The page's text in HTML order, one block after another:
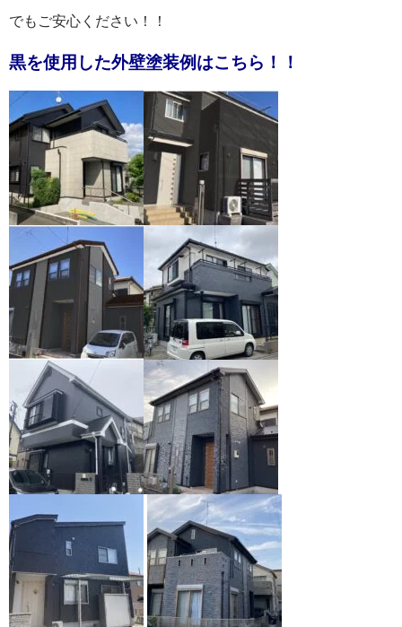
でもご安心ください！！
黒を使用した外壁塗装例はこちら！！